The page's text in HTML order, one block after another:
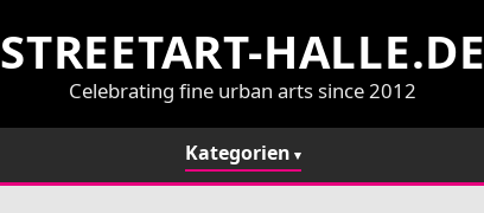
STREETART-HALLE.DE
Celebrating fine urban arts since 2012
Kategorien